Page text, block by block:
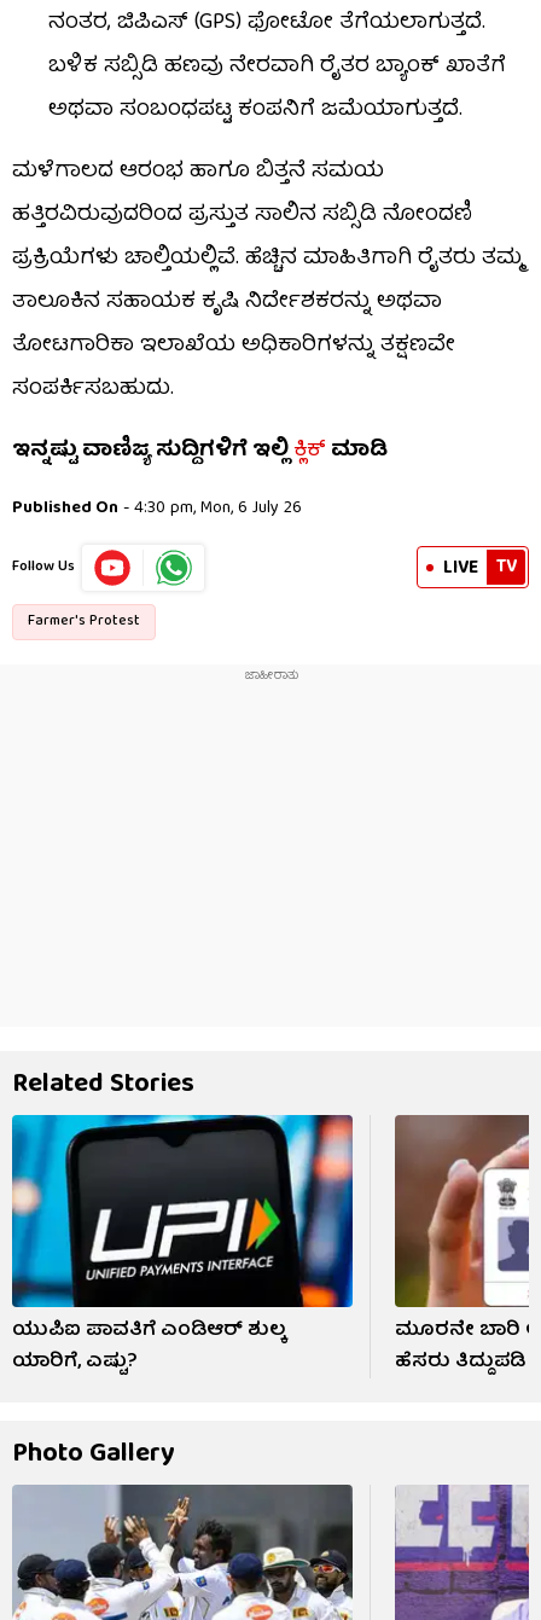
ನಂತರ, ಜಿಪಿಎಸ್ (GPS) ಫೋಟೋ ತೆಗೆಯಲಾಗುತ್ತದೆ.
ಬಳಿಕ ಸಬ್ಸಿಡಿ ಹಣವು ನೇರವಾಗಿ ರೈತರ ಬ್ಯಾಂಕ್ ಖಾತೆಗೆ
ಅಥವಾ ಸಂಬಂಧಪಟ್ಟ ಕಂಪನಿಗೆ ಜಮೆಯಾಗುತ್ತದೆ.
ಮಳೆಗಾಲದ ಆರಂಭ ಹಾಗೂ ಬಿತ್ತನೆ ಸಮಯ
ಹತ್ತಿರವಿರುವುದರಿಂದ ಪ್ರಸ್ತುತ ಸಾಲಿನ ಸಬ್ಸಿಡಿ ನೋಂದಣಿ
ಪ್ರಕ್ರಿಯೆಗಳು ಚಾಲ್ತಿಯಲ್ಲಿವೆ. ಹೆಚ್ಚಿನ ಮಾಹಿತಿಗಾಗಿ ರೈತರು ತಮ್ಮ
ತಾಲೂಕಿನ ಸಹಾಯಕ ಕೃಷಿ ನಿರ್ದೇಶಕರನ್ನು ಅಥವಾ
ತೋಟಗಾರಿಕಾ ಇಲಾಖೆಯ ಅಧಿಕಾರಿಗಳನ್ನು ತಕ್ಷಣವೇ
ಸಂಪರ್ಕಿಸಬಹುದು.
ಇನ್ನಷ್ಟು ವಾಣಿಜ್ಯ ಸುದ್ದಿಗಳಿಗೆ ಇಲ್ಲಿಕ್ಲಿಕ್ಮಾಡಿ
Published On - 4:30 pm, Mon, 6 July 26
Follow Us LIVE TV
Farmer's Protest
Related Stories
ಯುಪಿಐ ಪಾವತಿಗೆ ಎಂಡಿಆರ್ ಶುಲ್ಕ
ಯಾರಿಗೆ, ಎಷ್ಟು?
ಮೂರನೇ ಬಾರಿ
ಹೆಸರು ತಿದ್ದುಪಡಿ
Photo Gallery